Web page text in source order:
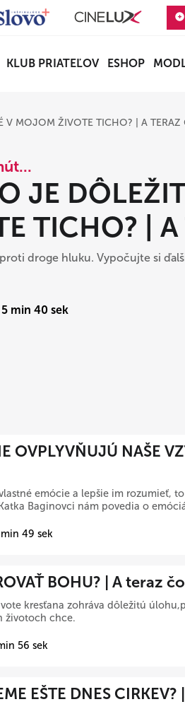
KLUB PRIATEĽOV ESHOP
V MOJOM ŽIVOTE TICHO? | A TERAZ
JE
TICHO? | A
droge hluku. Vypočujte si
min 40 sek
OVPLYVŇUJÚ NAŠE
emócie a lepšie im rozumieť,
Baginovci nám povedia o
49 sek
BOHU? | A teraz
kresťana zohráva dôležitú
životoch chce.
56 sek
EŠTE DNES CIRKEV?